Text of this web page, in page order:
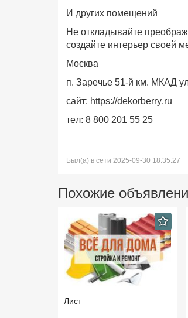
И других помещений
Не откладывайте
создайте интерьер своей
Москва
п. Заречье 51-й км. МКАД
сайт: https://dekorberry.ru
тел: 8 800 201 55 25
Был(а) в сети 2025-09-30 18:35:27
Похожие
Лист